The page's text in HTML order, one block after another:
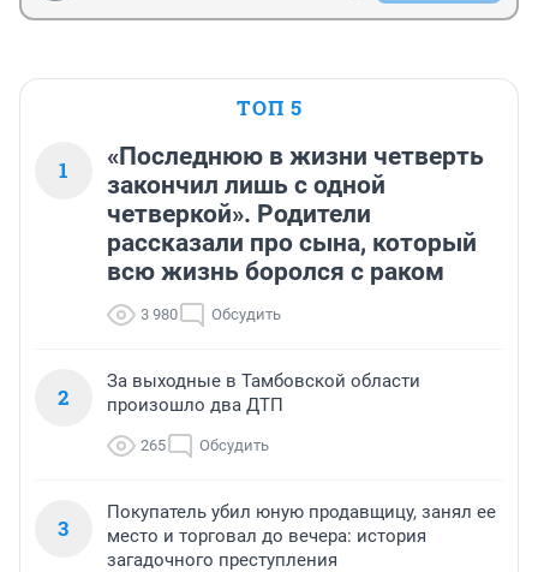
ТОП 5
1
«Последнюю в жизни четверть
закончил лишь с одной
четверкой». Родители
рассказали про сына, который
всю жизнь боролся с раком
3 980 Обсудить
2
За выходные в Тамбовской области
произошло два ДТП
265 Обсудить
3
Покупатель убил юную продавщицу, занял ее
место и торговал до вечера: история
загадочного преступления